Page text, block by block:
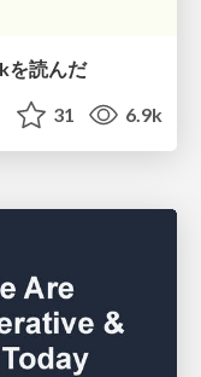
を読んだ
31 6.9k